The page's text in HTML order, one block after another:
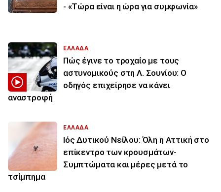
- «Τώρα είναι η ώρα για συμφωνία»
ΕΛΛΑΔΑ
Πώς έγινε το τροχαίο με τους
αστυνομικούς στη Λ. Σουνίου: Ο
οδηγός επιχείρησε να κάνει
αναστροφή
ΕΛΛΑΔΑ
Ιός Δυτικού Νείλου: Όλη η Αττική στο
επίκεντρο των κρουσμάτων-
Συμπτώματα και μέρες μετά το
τσίμπημα